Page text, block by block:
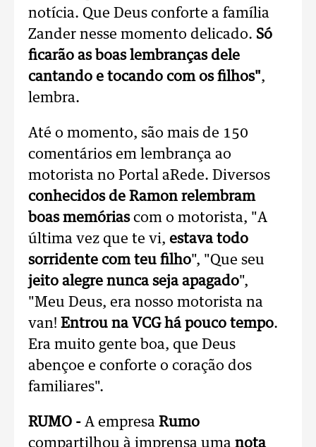
notícia. Que Deus conforte a família
Zander nesse momento delicado. Só
ficarão as boas lembranças dele
cantando e tocando com os filhos",
lembra.
Até o momento, são mais de 150
comentários em lembrança ao
motorista no Portal aRede. Diversos
conhecidos de Ramon relembram
boas memóriascom o motorista, "A
última vez que te vi, estava todo
sorridente com teu filho", "Que seu
jeito alegre nunca seja apagado",
"Meu Deus, era nosso motorista na
van! Entrou na VCG há pouco tempo.
Era muito gente boa, que Deus
abençoe e conforte o coração dos
familiares".
RUMO - A empresa Rumo
compartilhou à imprensa uma nota